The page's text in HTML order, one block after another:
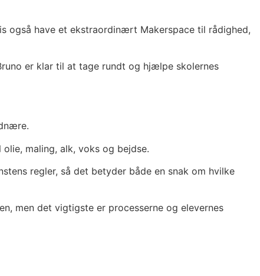
også have et ekstraordinært Makerspace til rådighed,
er klar til at tage rundt og hjælpe skolernes
maling, alk, voks og bejdse.
regler, så det betyder både en snak om hvilke
men det vigtigste er processerne og elevernes